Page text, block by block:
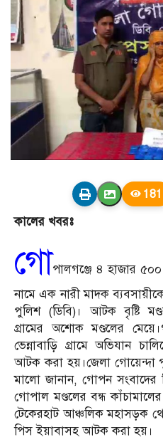
181
কালের খবরঃ
গোপালগঞ্জে ৪ হাজার
নামে এক নারী মাদক
পুলিশ (ডিবি)। আটক বৃষ্টি
গ্রামের অশোক মণ্ডলের
ভেন্নাবাড়ি গ্রামে অভিযান
আটক করা হয়।জেলা
মালো জানান, গোপন সংবাদের
গোপাল মণ্ডলের বন্ধ
টেকেরহাট আঞ্চলিক মহাসড়ক
পিস ইয়াবাসহ আটক করা হয়।